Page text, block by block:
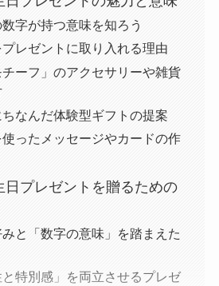
字が持つ意味を知ろう
レゼントに取り入れる理由
チーフ」のアクセサリーや雑貨
なんだ体験型ギフトの提案
ったメッセージやカードの作
日プレゼントを贈るための
と「数字の意味」を踏まえた
と特別感」を両立させるプレゼ